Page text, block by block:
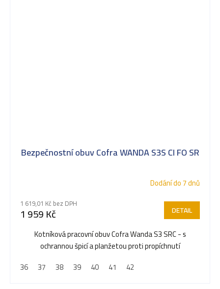
Bezpečnostní obuv Cofra WANDA S3S CI FO SR
Dodání do 7 dnů
1 619,01 Kč bez DPH
1 959 Kč DETAIL
Kotníková pracovní obuv Cofra Wanda S3 SRC - s
ochrannou špicí a planžetou proti propíchnutí
36
37 38 39 40 41 42